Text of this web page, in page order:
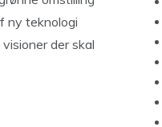
ny teknologi
der skal